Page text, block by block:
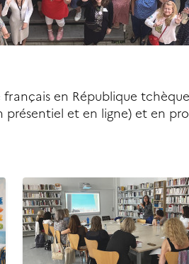
français en République
présentiel et en ligne) et en